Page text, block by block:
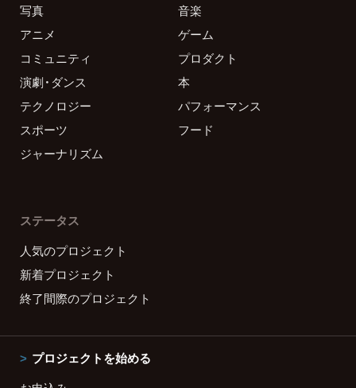
写真
音楽
アニメ
ゲーム
コミュニティ
プロダクト
演劇・ダンス
本
テクノロジー
パフォーマンス
スポーツ
フード
ジャーナリズム
ステータス
人気のプロジェクト
新着プロジェクト
終了間際のプロジェクト
プロジェクトを始める